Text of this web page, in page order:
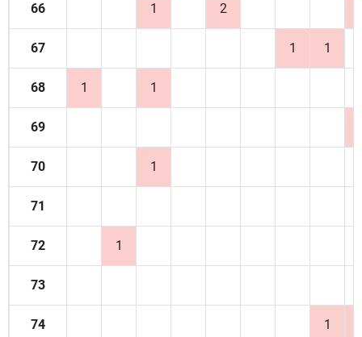
66 1 2
67 1 1
68 1 1
69
70 1
71
72 1
73
74 1